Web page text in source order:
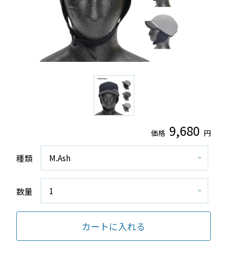
価格 9,680 円
種類
数量
カートに入れる